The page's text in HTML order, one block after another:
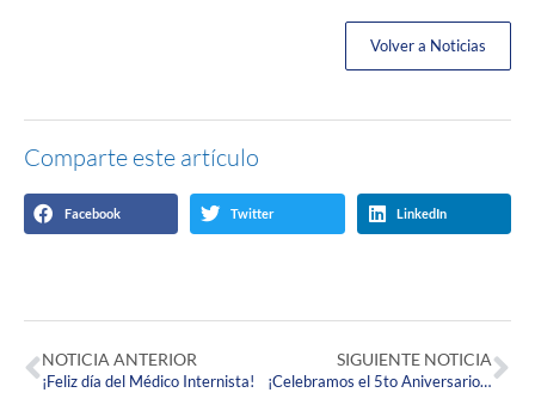
Volver a Noticias
Comparte este artículo
Facebook Twitter LinkedIn
NOTICIA ANTERIOR
¡Feliz día del Médico Internista!
SIGUIENTE NOTICIA
¡Celebramos el 5to Aniversario de la Escuela de Enfermería de la Corpas!